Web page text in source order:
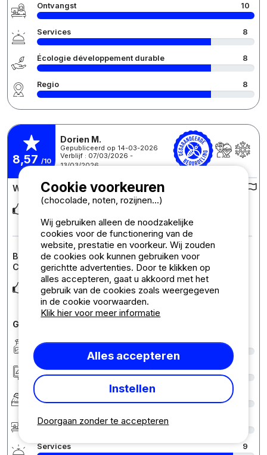
Ontvangst 10
Services 8
Écologie développement durable 8
Regio 8
8,57 /10
Dorien M.
Gepubliceerd op 14-03-2026
Verblijf : 07/03/2026 -
13/03/2026
Waardering van de camping :
Colombière is een fijne camping in de buurt van Genève met
Beoordeling van de accommodatie : Chalet Privilège
COSY
Het is heel fijn dat het bed opgemaakt is bij aankomst.
Gedetailleerde opmerkingen over de camping
Netheid
Accommodatie/Staanplaats
Ontvangst
Services 9
Doorgaan zonder te accepteren
Cookie voorkeuren
(chocolade, noten, rozijnen...)
Wij gebruiken alleen de noodzakelijke
cookies voor de functionering van de
website, prestatie en voorkeur. Wij zouden
de cookies ook kunnen gebruiken voor
gerichtte advertenties. Door te klikken op
alles accepteren, gaat u akkoord met het
gebruik van de cookies zoals weergegeven
in de cookie voorwaarden.
Klik hier voor meer informatie
Alles accepteren
Instellen